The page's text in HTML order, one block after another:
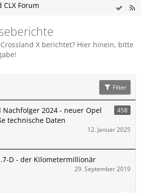
Forum
X berichtet? Hier hinein, bitte
Filter
Nachfolger 2024 - neuer Opel
technische Daten
458
12. Januar 2025
D - der Kilometermillionär
29. September 2019